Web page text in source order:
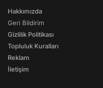
Hakkımızda
Geri Bildirim
Gizlilik Politikası
Topluluk Kuralları
Reklam
İletişim